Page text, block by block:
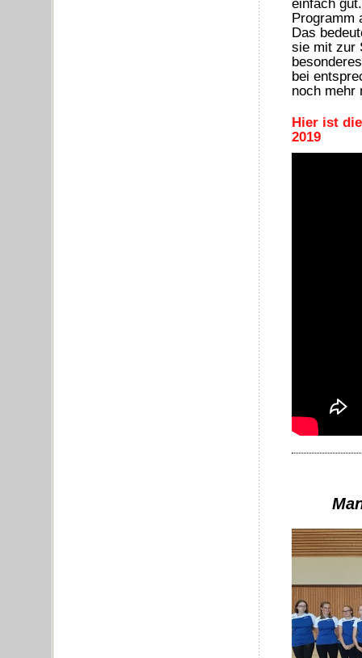
einfach
Programm
Das
sie mit zur
bei
noch mehr
Hier ist
2019